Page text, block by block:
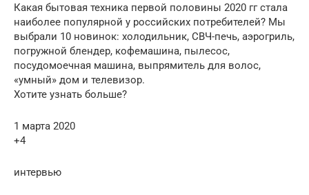
Какая бытовая техника первой половины 2020 гг стала
наиболее популярной у российских потребителей? Мы
выбрали 10 новинок: холодильник, СВЧ-печь, аэрогриль,
погружной блендер, кофемашина, пылесос,
посудомоечная машина, выпрямитель для волос,
«умный» дом и телевизор.
Хотите узнать больше?
1 марта 2020
+4
интервью